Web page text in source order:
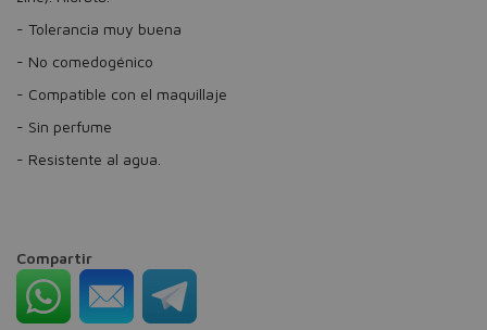
- Tolerancia muy buena
- No comedogénico
- Compatible con el maquillaje
- Sin perfume
- Resistente al agua.
Compartir